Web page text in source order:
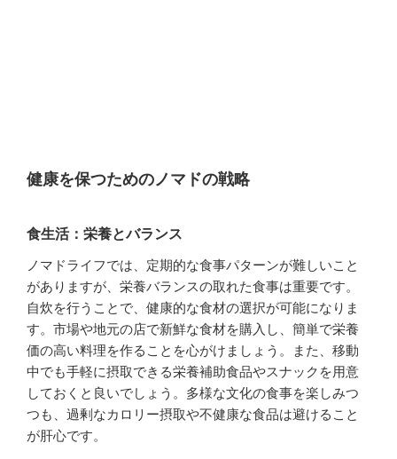
健康を保つためのノマドの戦略
食生活：栄養とバランス
ノマドライフでは、定期的な食事パターンが難しいこと
がありますが、栄養バランスの取れた食事は重要です。
自炊を行うことで、健康的な食材の選択が可能になりま
す。市場や地元の店で新鮮な食材を購入し、簡単で栄養
価の高い料理を作ることを心がけましょう。また、移動
中でも手軽に摂取できる栄養補助食品やスナックを用意
しておくと良いでしょう。多様な文化の食事を楽しみつ
つも、過剰なカロリー摂取や不健康な食品は避けること
が肝心です。